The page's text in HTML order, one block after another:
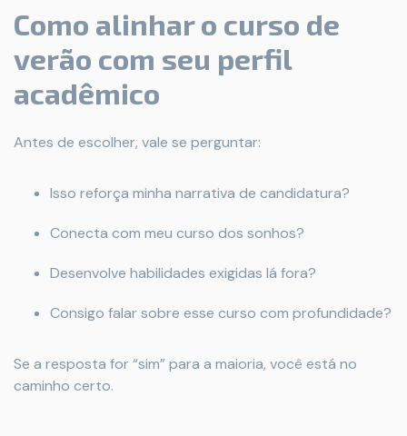
Como alinhar o curso de
verão com seu perfil
acadêmico
Antes de escolher, vale se perguntar:
Isso reforça minha narrativa de candidatura?
Conecta com meu curso dos sonhos?
Desenvolve habilidades exigidas lá fora?
Consigo falar sobre esse curso com profundidade?
Se a resposta for “sim” para a maioria, você está no
caminho certo.